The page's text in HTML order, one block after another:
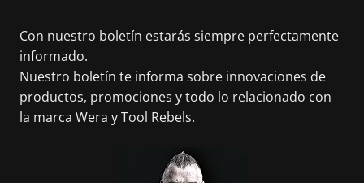
Con nuestro boletín estarás siempre perfectamente
informado.
Nuestro boletín te informa sobre innovaciones de
productos, promociones y todo lo relacionado con
la marca Wera y Tool Rebels.